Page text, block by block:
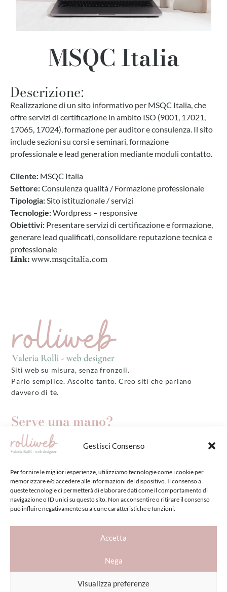
Gestisci Consenso
Per fornire le migliori esperienze, utilizziamo tecnologie come i cookie per
memorizzare e/o accedere alle informazioni del dispositivo. Il consenso a
queste tecnologie ci permetterà di elaborare dati come il comportamento di
navigazione o ID unici su questo sito. Non acconsentire o ritirare il consenso
può influire negativamente su alcune caratteristiche e funzioni.
Accetta
Nega
Visualizza preferenze
MSQC Italia
Descrizione:
Realizzazione di un sito informativo per MSQC Italia, che
offre servizi di certificazione in ambito ISO (9001, 17021,
17065, 17024), formazione per auditor e consulenza. Il sito
include sezioni su corsi e seminari, formazione
professionale e lead generation mediante moduli contatto.
Cliente: MSQC Italia
Settore:Consulenza qualità / Formazione professionale
Tipologia:Sito istituzionale / servizi
Tecnologie:Wordpress – responsive
Obiettivi: Presentare servizi di certificazione e formazione,
generare lead qualificati, consolidare reputazione tecnica e
professionale
Link: www.msqcitalia.com
Siti web su misura, senza fronzoli.
Parlo semplice. Ascolto tanto. Creo siti che parlano
davvero di te.
Serve una mano?
Bari, Puglia (ovunque online)
+39 351 10 66 903
Esplora
Come lavoro
Servizi
Tips per il tuo sito